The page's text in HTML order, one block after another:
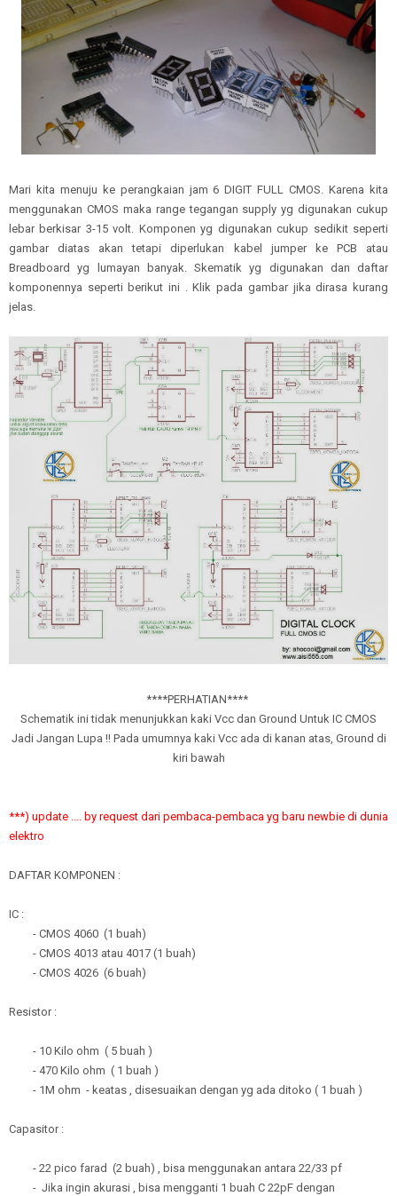
Mari kita menuju ke perangkaian jam 6 DIGIT FULL CMOS. Karena kita
menggunakan CMOS maka range tegangan supply yg digunakan cukup
lebar berkisar 3-15 volt. Komponen yg digunakan cukup sedikit seperti
gambar diatas akan tetapi diperlukan kabel jumper ke PCB atau
Breadboard yg lumayan banyak. Skematik yg digunakan dan daftar
komponennya seperti berikut ini . Klik pada gambar jika dirasa kurang
jelas.
****PERHATIAN****
Schematik ini tidak menunjukkan kaki Vcc dan Ground Untuk IC CMOS
Jadi Jangan Lupa !! Pada umumnya kaki Vcc ada di kanan atas, Ground di
kiri bawah
***) update .... by request dari pembaca-pembaca yg baru newbie di dunia
elektro
DAFTAR KOMPONEN :
IC :
- CMOS 4060 (1 buah)
- CMOS 4013 atau 4017 (1 buah)
- CMOS 4026 (6 buah)
Resistor :
- 10 Kilo ohm ( 5 buah )
- 470 Kilo ohm ( 1 buah )
- 1M ohm - keatas , disesuaikan dengan yg ada ditoko ( 1 buah )
Capasitor :
- 22 pico farad (2 buah) , bisa menggunakan antara 22/33 pf
- Jika ingin akurasi , bisa mengganti 1 buah C 22pF dengan